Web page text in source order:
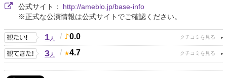
公式サイト： http://ameblo.jp/base-info
※正式な公演情報は公式サイトでご確認ください。
1人 / 0.0
3人 / 4.7